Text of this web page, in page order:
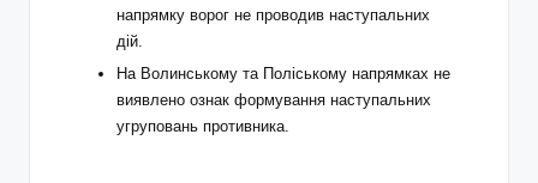
напрямку ворог не проводив наступальних
дій.
На Волинському та Поліському напрямках не
виявлено ознак формування наступальних
угруповань противника.